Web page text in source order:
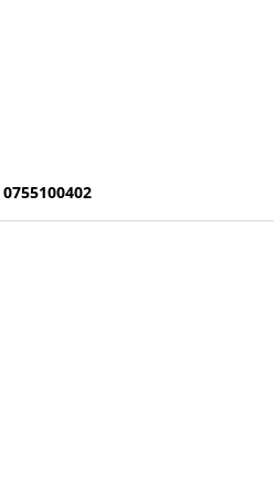
0755100402